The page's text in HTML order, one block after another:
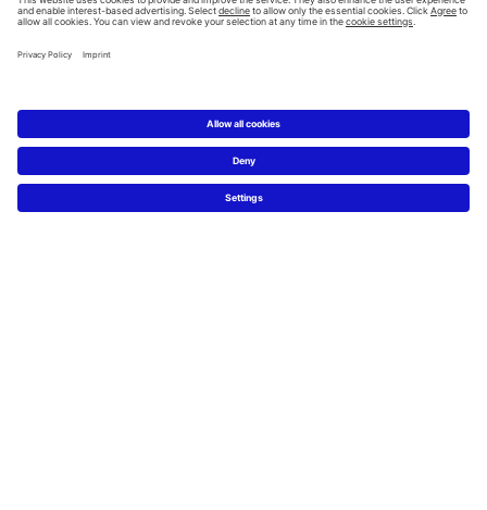
Badausstellung finden
Service
Presse
Nachhaltigkeit
FAQs